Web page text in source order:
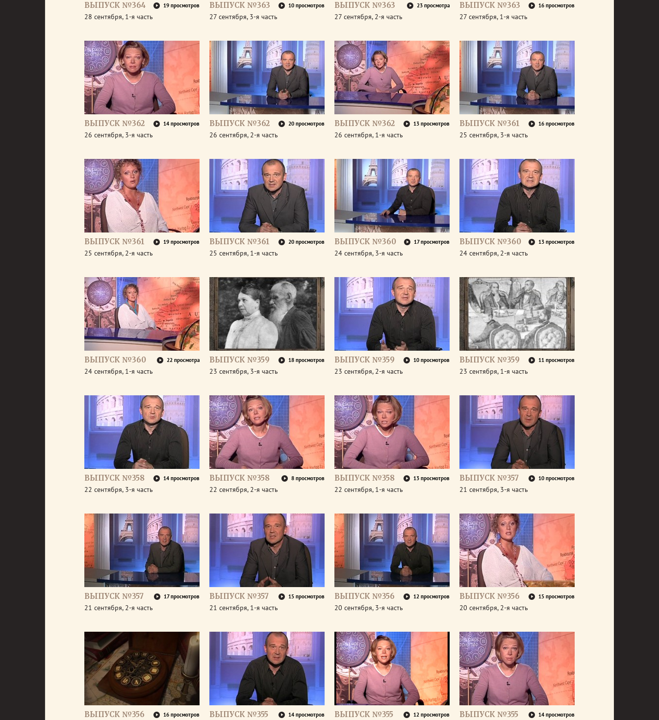
ВЫПУСК №364 19 просмотров
28 сентября, 1-я часть
ВЫПУСК №363 10 просмотров
27 сентября, 3-я часть
ВЫПУСК №363 23 просмотра
27 сентября, 2-я часть
ВЫПУСК №363 16 просмотров
27 сентября, 1-я часть
ВЫПУСК №362 14 просмотров
26 сентября, 3-я часть
ВЫПУСК №362 20 просмотров
26 сентября, 2-я часть
ВЫПУСК №362 13 просмотров
26 сентября, 1-я часть
ВЫПУСК №361 16 просмотров
25 сентября, 3-я часть
ВЫПУСК №361 19 просмотров
25 сентября, 2-я часть
ВЫПУСК №361 20 просмотров
25 сентября, 1-я часть
ВЫПУСК №360 17 просмотров
24 сентября, 3-я часть
ВЫПУСК №360 13 просмотров
24 сентября, 2-я часть
ВЫПУСК №360 22 просмотра
24 сентября, 1-я часть
ВЫПУСК №359 18 просмотров
23 сентября, 3-я часть
ВЫПУСК №359 10 просмотров
23 сентября, 2-я часть
ВЫПУСК №359 11 просмотров
23 сентября, 1-я часть
ВЫПУСК №358 14 просмотров
22 сентября, 3-я часть
ВЫПУСК №358 8 просмотров
22 сентября, 2-я часть
ВЫПУСК №358 13 просмотров
22 сентября, 1-я часть
ВЫПУСК №357 10 просмотров
21 сентября, 3-я часть
ВЫПУСК №357 17 просмотров
21 сентября, 2-я часть
ВЫПУСК №357 15 просмотров
21 сентября, 1-я часть
ВЫПУСК №356 12 просмотров
20 сентября, 3-я часть
ВЫПУСК №356 15 просмотров
20 сентября, 2-я часть
ВЫПУСК №356 16 просмотров ВЫПУСК №355 14 просмотров ВЫПУСК №355 12 просмотров ВЫПУСК №355 14 просмотров